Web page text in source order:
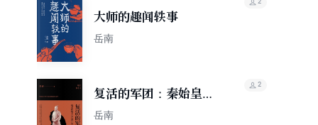
大师的趣闻轶事
岳南
2
复活的军团：秦始皇陵
兵马俑发现记
岳南
2